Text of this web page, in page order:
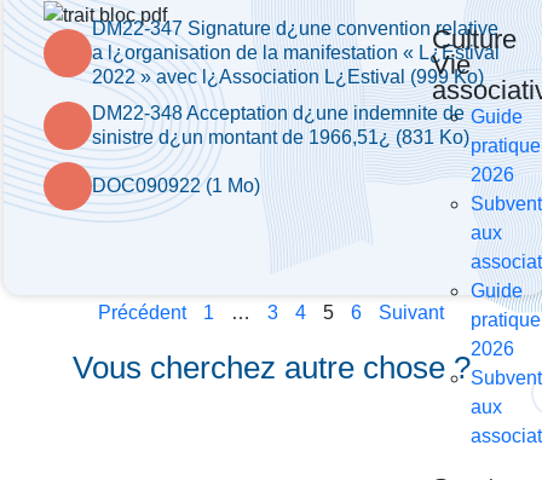
Culture
Vie
Guide
pratique
2026
aux
Guide
pratique
2026
aux
DM22-347 Signature d¿une convention relative
a l¿organisation de la manifestation « L¿Estival
2022 » avec l¿Association L¿Estival (999 Ko)
DM22-348 Acceptation d¿une indemnite de
sinistre d¿un montant de 1966,51¿ (831 Ko)
DOC090922 (1 Mo)
Précédent 1 … 3 4 5 6 Suivant
Vous cherchez autre chose ?